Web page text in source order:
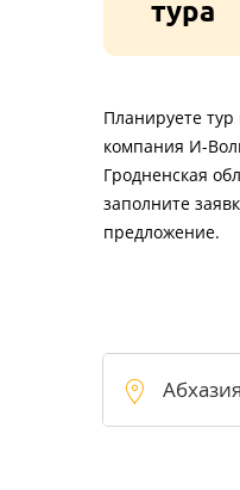
тура
Планируете тур
компания И-
Гродненская
заполните
предложение.